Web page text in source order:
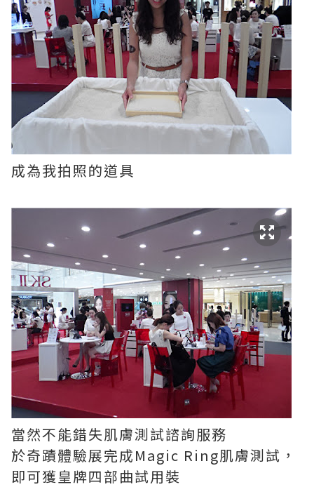
成為我拍照的道具
當然不能錯失肌膚測試諮詢服務
於奇蹟體驗展完成Magic Ring肌膚測試，
即可獲皇牌四部曲試用裝